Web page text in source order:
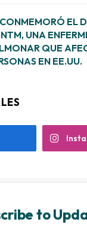
EL
UNA
QUE
EN EE.UU.
to